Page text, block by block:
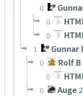
0
0
0
1 Gunnar
0 Rolf B
0
0 Auge